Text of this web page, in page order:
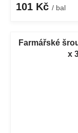
101 Kč / bal
Farmářské
x